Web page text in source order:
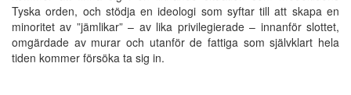
Tyska orden, och stödja en ideologi som syftar till att skapa en
minoritet av ”jämlikar” – av lika privilegierade – innanför slottet,
omgärdade av murar och utanför de fattiga som självklart hela
tiden kommer försöka ta sig in.